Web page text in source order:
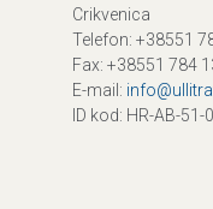
Crikvenica
Telefon: +38551
Fax: +38551 784
E-mail :
ID kod: HR-AB-